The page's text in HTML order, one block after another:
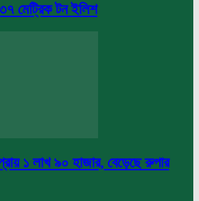
মেট্রিক টন ইলিশ
১ লাখ ৯০ হাজার, বেড়েছে রুপার